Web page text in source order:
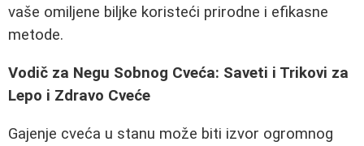
vaše omiljene biljke koristeći prirodne i efikasne
metode.
Vodič za Negu Sobnog Cveća: Saveti i Trikovi za
Lepo i Zdravo Cveće
Gajenje cveća u stanu može biti izvor ogromnog